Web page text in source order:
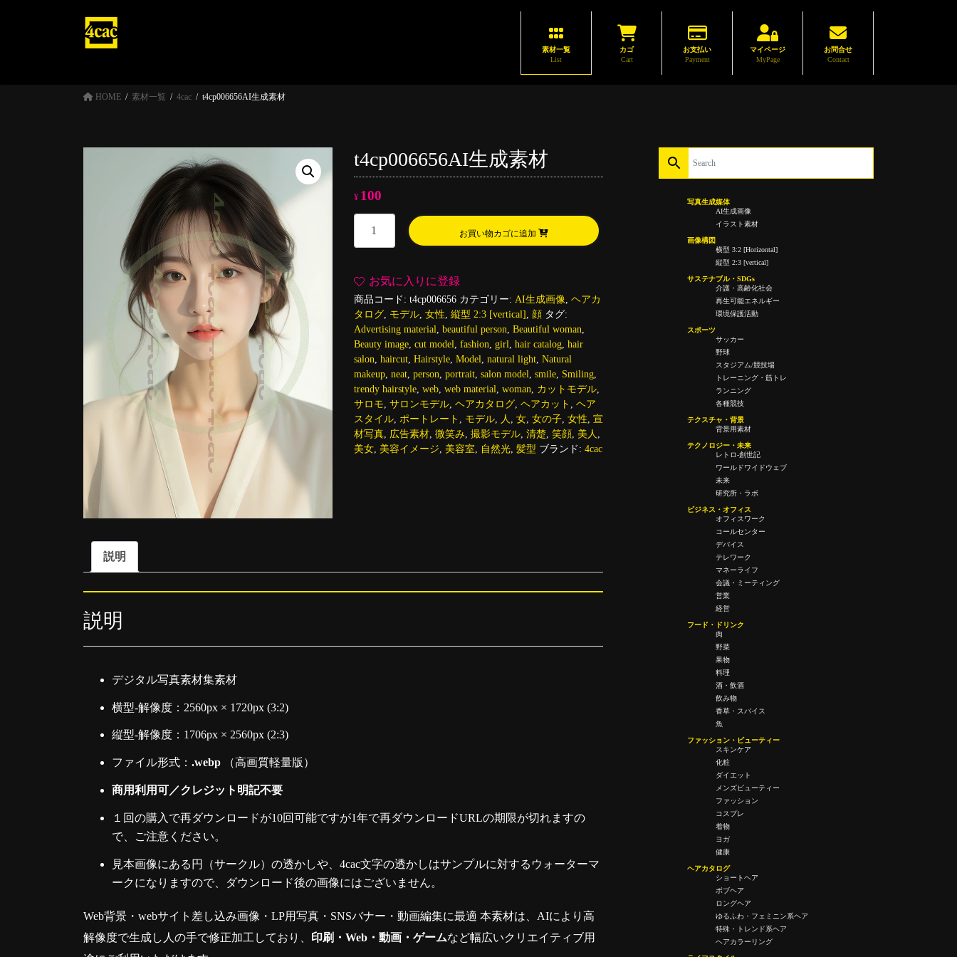
素材一覧
List
カゴ
Cart
お支払い
Payment
マイページ
MyPage
お問合せ
Contact
HOME 素材一覧 4cac t4cp006656AI生成素材
t4cp006656AI生成素材
¥ 100
t4cp006656AI
材
個
お買い物カゴに追加
お気に入りに登録
商品コード: t4cp006656 カテゴリー: AI生成画像 ヘアカ
タログ, モデル, 女性 縦型 2:3 [vertical] 顔 タグ:
Advertising material beautiful person Beautiful woman
Beauty image, cut model fashion girl hair catalog, hair
salon haircut, Hairstyle, Model natural light, Natural
makeup, neat, person portrait, salon model smile, Smiling,
trendy hairstyle, web, web material woman カットモデル,
サロモ サロンモデル, ヘアカタログ, ヘアカット
ヘア
スタイル, ポートレート モデル, 人 女, 女の子, 女性 宣
材写真, 広告素材, 微笑み 撮影モデル, 清楚, 笑顔, 美人
美女, 美容イメージ 美容室 自然光, 髪型 ブランド: 4cac
説明
説明
デジタル写真素材集素材
横型-解像度：2560px × 1720px (3:2)
縦型-解像度：1706px × 2560px (2:3)
ファイル形式： .webp （高画質軽量版）
商用利用可／クレジット明記不要
１回の購入で再ダウンロードが10回可能ですが1年で再ダウンロードURLの期限が切れますの
で、ご注意ください。
見本画像にある円（サークル）の透かしや、4cac文字の透かしはサンプルに対するウォーターマ
ークになりますので、ダウンロード後の画像にはございません。
Web背景・webサイト差し込み画像・LP用写真・SNSバナー・動画編集に最適 本素材は、AIにより高
解像度で生成し人の手で修正加工しており、 印刷・Web・動画・ゲームなど幅広いクリエイティブ用
写真生成媒体
AI生成画像
イラスト素材
画像構図
横型 3:2 [Horizontal]
縦型 2:3 [vertical]
サステナブル・SDGs
介護・高齢化社会
再生可能エネルギー
環境保護活動
スポーツ
サッカー
野球
スタジアム/競技場
トレーニング・筋トレ
ランニング
各種競技
テクスチャ・背景
背景用素材
テクノロジー・未来
レトロ-創世記
ワールドワイドウェブ
未来
研究所・ラボ
ビジネス・オフィス
オフィスワーク
コールセンター
デバイス
テレワーク
マネーライフ
会議・ミーティング
営業
経営
フード・ドリンク
肉
野菜
果物
料理
酒・飲酒
飲み物
香草・スパイス
魚
ファッション・ビューティー
スキンケア
化粧
ダイエット
メンズビューティー
ファッション
コスプレ
着物
ヨガ
健康
ヘアカタログ
ショートヘア
ボブヘア
ロングヘア
ゆるふわ・フェミニン系ヘア
特殊・トレンド系ヘア
ヘアカラーリング